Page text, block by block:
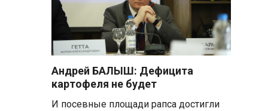
Андрей БАЛЫШ: Дефицита
картофеля не будет
И посевные площади рапса достигли